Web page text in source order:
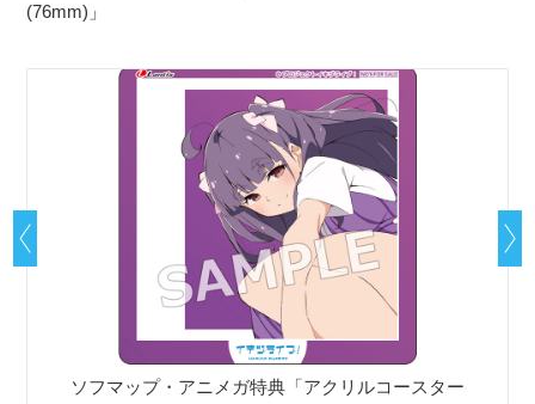
(76mm)」
ソフマップ・アニメガ特典「アクリルコースター